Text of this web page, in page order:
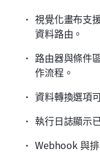
視覺化畫布支
資料路由。
路由器與條件
作流程。
資料轉換選項
執行日誌顯示
Webhook 與